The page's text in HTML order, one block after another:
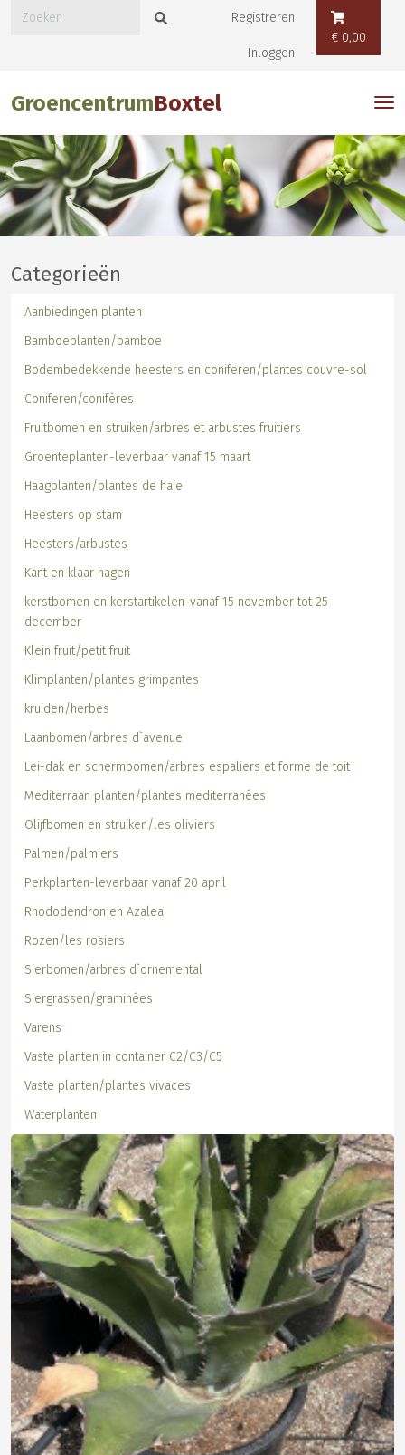
Registreren
Inloggen
€ 0,00
GroencentrumBoxtel
Categorieën
Aanbiedingen planten
Bamboeplanten/bamboe
Bodembedekkende heesters en coniferen/plantes couvre-sol
Coniferen/conifères
Fruitbomen en struiken/arbres et arbustes fruitiers
Groenteplanten-leverbaar vanaf 15 maart
Haagplanten/plantes de haie
Heesters op stam
Heesters/arbustes
Kant en klaar hagen
kerstbomen en kerstartikelen-vanaf 15 november tot 25
december
Klein fruit/petit fruit
Klimplanten/plantes grimpantes
kruiden/herbes
Laanbomen/arbres d`avenue
Lei-dak en schermbomen/arbres espaliers et forme de toit
Mediterraan planten/plantes mediterranées
Olijfbomen en struiken/les oliviers
Palmen/palmiers
Perkplanten-leverbaar vanaf 20 april
Rhododendron en Azalea
Rozen/les rosiers
Sierbomen/arbres d`ornemental
Siergrassen/graminées
Varens
Vaste planten in container C2/C3/C5
Vaste planten/plantes vivaces
Waterplanten